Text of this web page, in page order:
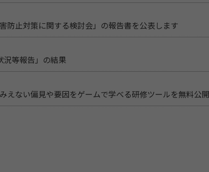
防止対策に関する検討会」の報告書を公表します
況等報告」の結果
えない偏見や要因をゲームで学べる研修ツールを無料公開